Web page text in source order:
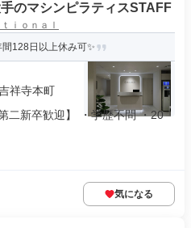
のマシンピラティスSTAFF
ｉｏｎａｌ
128日以上休み可✨
祥寺本町
二新卒歓迎】 ・学歴不問 ・20
気になる